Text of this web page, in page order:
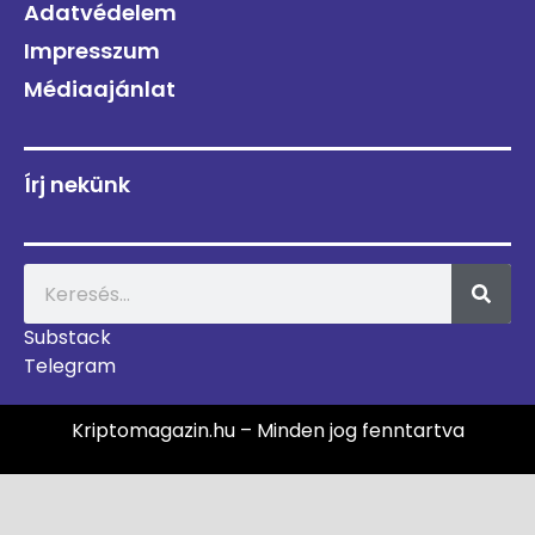
Adatvédelem
Impresszum
Médiaajánlat
Írj nekünk
Substack
Telegram
Kriptomagazin.hu – Minden jog fenntartva